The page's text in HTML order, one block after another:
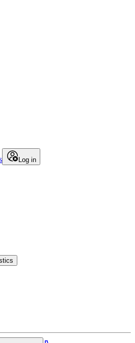
Log in